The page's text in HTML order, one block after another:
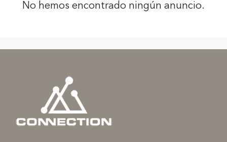
No hemos encontrado ningún anuncio.